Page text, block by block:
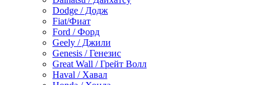
Dodge / Додж
Fiat/Фиат
Ford / Форд
Geely / Джили
Genesis / Генезис
Great Wall / Грейт Волл
Haval / Хавал